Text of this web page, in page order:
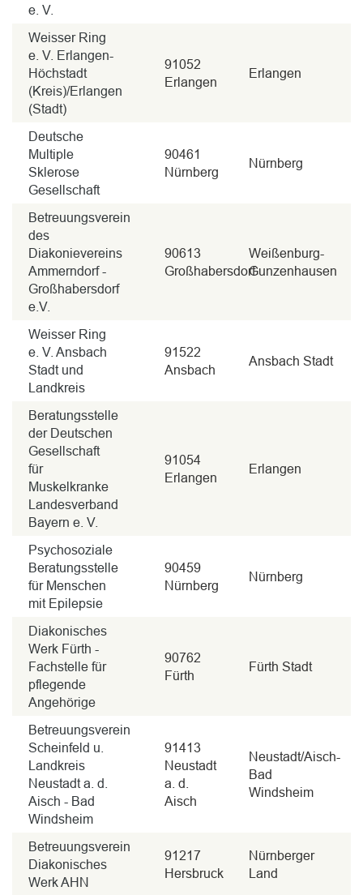
e. V.
Weisser Ring
e. V. Erlangen-
Höchstadt
(Kreis)/Erlangen
(Stadt)
91052
Erlangen
Erlangen
Deutsche
Multiple
Sklerose
Gesellschaft
90461
Nürnberg
Nürnberg
Betreuungsverein
des
Diakonievereins
Ammerndorf -
Großhabersdorf
e.V.
90613
Großhabersdorf
Weißenburg-
Gunzenhausen
Weisser Ring
e. V. Ansbach
Stadt und
Landkreis
91522
Ansbach
Ansbach Stadt
Beratungsstelle
der Deutschen
Gesellschaft
für
Muskelkranke
Landesverband
Bayern e. V.
91054
Erlangen
Erlangen
Psychosoziale
Beratungsstelle
für Menschen
mit Epilepsie
90459
Nürnberg
Nürnberg
Diakonisches
Werk Fürth -
Fachstelle für
pflegende
Angehörige
90762
Fürth
Fürth Stadt
Betreuungsverein
Scheinfeld u.
Landkreis
Neustadt a. d.
Aisch - Bad
Windsheim
91413
Neustadt
a. d.
Aisch
Neustadt/Aisch-
Bad
Windsheim
Betreuungsverein
Diakonisches
Werk AHN
91217
Hersbruck
Nürnberger
Land